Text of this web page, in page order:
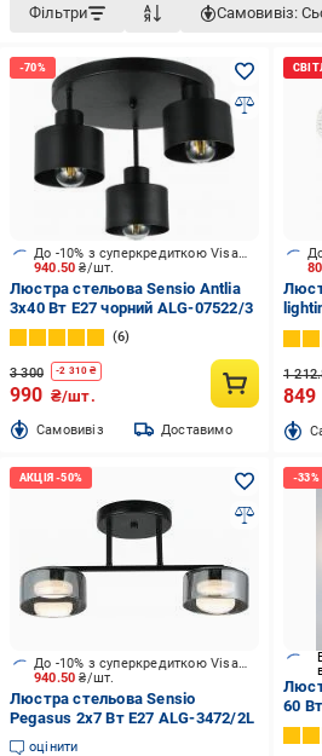
Фільтри Самовивіз:
940.50₴/шт.
До -10% з суперкредиткою Visa Вигода
Люстра стельова Sensio Antlia
3x40 Вт E27 чорний ALG-07522/3
6
3 300 -2 310 ₴
990 ₴/шт.
Cамовивіз Доставимо
1
849
940.50₴/шт.
До -10% з суперкредиткою Visa Вигода
Люстра стельова Sensio
Pegasus 2x7 Вт E27 ALG-3472/2L
оцінити
60